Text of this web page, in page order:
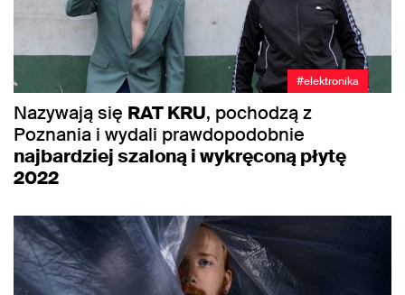
#elektronika
Nazywają się RAT KRU, pochodzą z
Poznania i wydali prawdopodobnie
najbardziej szaloną i wykręconą płytę
2022